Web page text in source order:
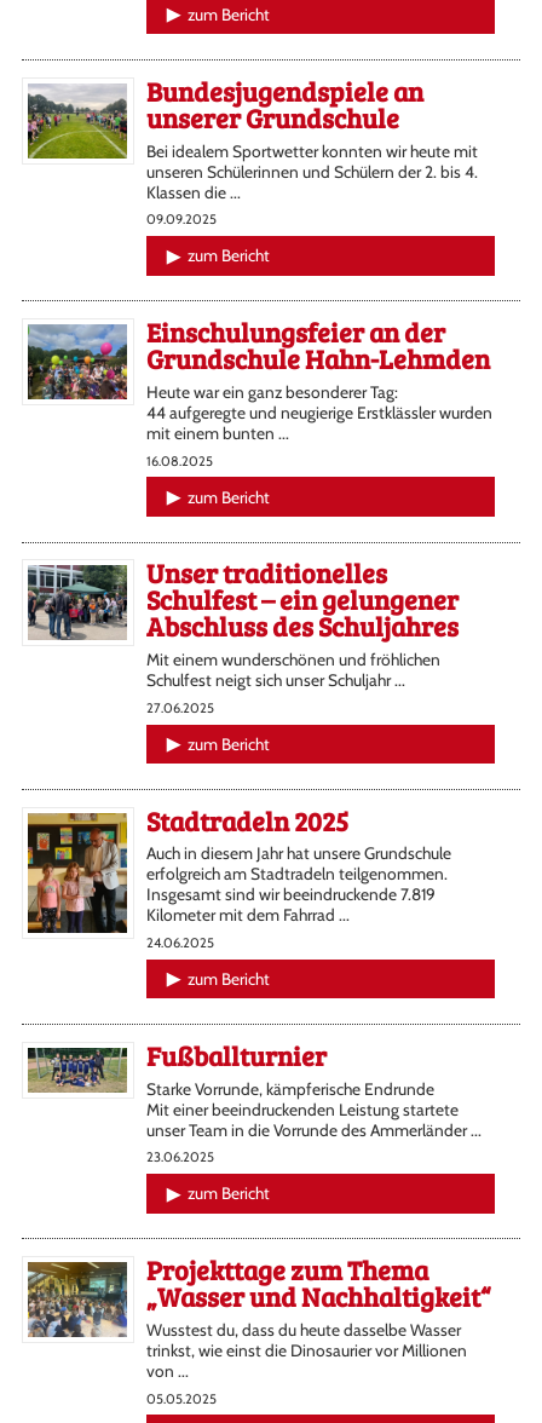
zum Bericht
Bundesjugendspiele an
unserer Grundschule
Bei idealem Sportwetter konnten wir heute mit
unseren Schülerinnen und Schülern der 2. bis 4.
Klassen die ...
09.09.2025
zum Bericht
Einschulungsfeier an der
Grundschule Hahn-Lehmden
Heute war ein ganz besonderer Tag:
44 aufgeregte und neugierige Erstklässler wurden
mit einem bunten ...
16.08.2025
zum Bericht
Unser traditionelles
Schulfest – ein gelungener
Abschluss des Schuljahres
Mit einem wunderschönen und fröhlichen
Schulfest neigt sich unser Schuljahr ...
27.06.2025
zum Bericht
Stadtradeln 2025
Auch in diesem Jahr hat unsere Grundschule
erfolgreich am Stadtradeln teilgenommen.
Insgesamt sind wir beeindruckende 7.819
Kilometer mit dem Fahrrad ...
24.06.2025
zum Bericht
Fußballturnier
Starke Vorrunde, kämpferische Endrunde
Mit einer beeindruckenden Leistung startete
unser Team in die Vorrunde des Ammerländer ...
23.06.2025
zum Bericht
Projekttage zum Thema
„Wasser und Nachhaltigkeit“
Wusstest du, dass du heute dasselbe Wasser
trinkst, wie einst die Dinosaurier vor Millionen
von ...
05.05.2025